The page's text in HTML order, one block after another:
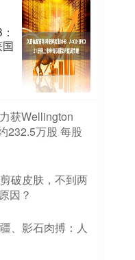
获Wellington
232.5万股 每股
破皮肤，不到两
因？
、影石肉搏：人